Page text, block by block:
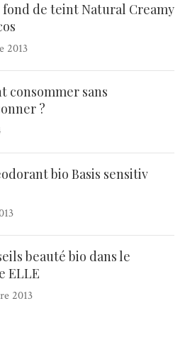
fond de teint Natural Creamy
2013
consommer sans
?
bio Basis sensitiv
beauté bio dans le
ELLE
2013